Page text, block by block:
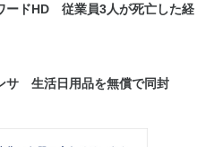
ードHD 従業員3人が死亡した経
サ 生活日用品を無償で同封